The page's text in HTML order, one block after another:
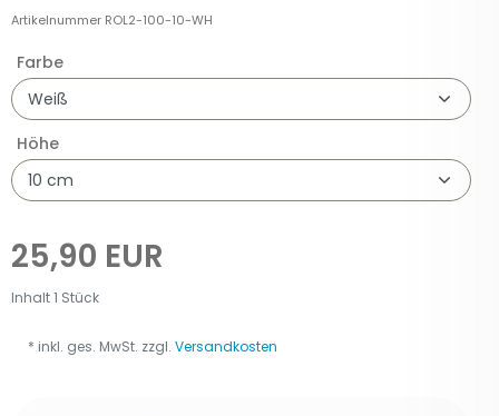
Artikelnummer ROL2-100-10-WH
Farbe
Höhe
25,90 EUR
Inhalt1 Stück
* inkl. ges. MwSt. zzgl. Versandkosten